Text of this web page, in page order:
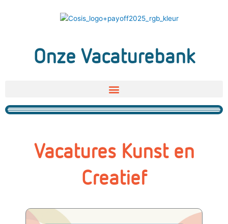
Onze Vacaturebank
Vacatures Kunst en
Creatief